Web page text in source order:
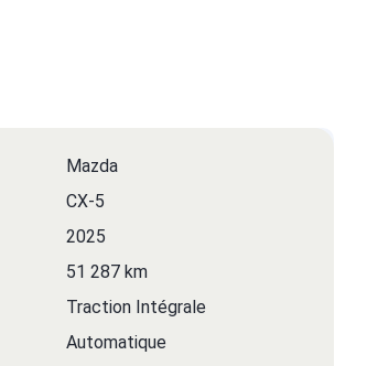
Mazda
CX-5
2025
51 287 km
Traction Intégrale
Automatique